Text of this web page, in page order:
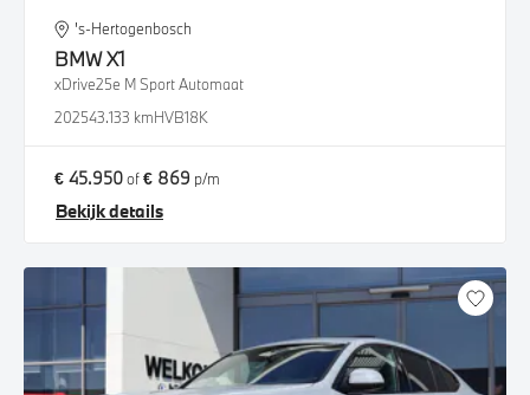
's-Hertogenbosch
BMWX1
xDrive25e M Sport Automaat
202543.133 kmHVB18K
€ 45.950of€ 869 p/m
Bekijk details